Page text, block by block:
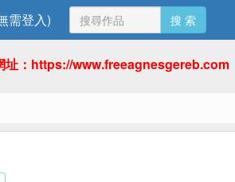
需登入) 搜 索
址：https://www.freeagnesgereb.com